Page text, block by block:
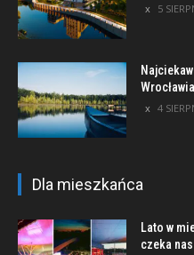
5
4
Dla mieszkańca
Lato w
czeka